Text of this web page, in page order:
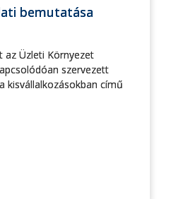
bemutatása
az Üzleti Környezet
szervezett
kisvállalkozásokban című